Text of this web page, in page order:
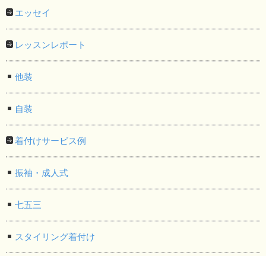
エッセイ
レッスンレポート
他装
自装
着付けサービス例
振袖・成人式
七五三
スタイリング着付け